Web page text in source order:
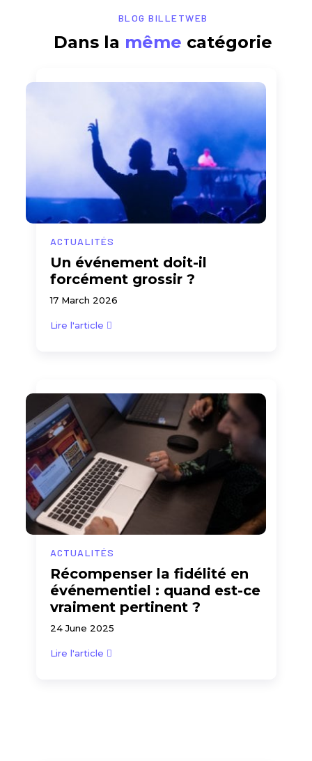
BLOG BILLETWEB
Dans la même catégorie
ACTUALITÉS
Un événement doit-il
forcément grossir ?
17 March 2026
Lire l'article
ACTUALITÉS
Récompenser la fidélité en
événementiel : quand est-ce
vraiment pertinent ?
24 June 2025
Lire l'article